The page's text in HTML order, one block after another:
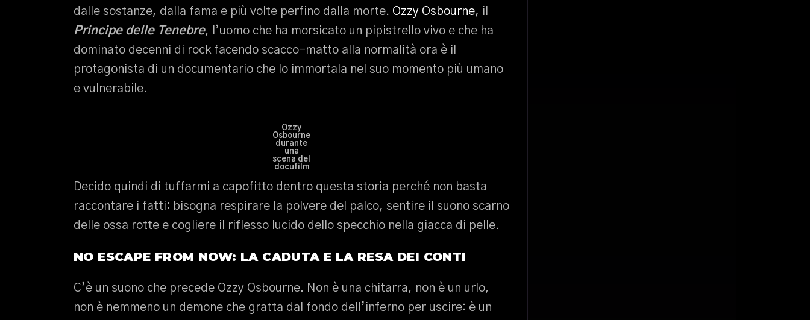
dalle sostanze, dalla fama e più volte perfino dalla morte. Ozzy Osbourne, il
Principe delle Tenebre, l’uomo che ha morsicato un pipistrello vivo e che ha
dominato decenni di rock facendo scacco-matto alla normalità ora è il
protagonista di un documentario che lo immortala nel suo momento più umano
e vulnerabile.
Ozzy
Osbourne
durante
una
scena del
docufilm
Decido quindi di tuffarmi a capofitto dentro questa storia perché non basta
raccontare i fatti: bisogna respirare la polvere del palco, sentire il suono scarno
delle ossa rotte e cogliere il riflesso lucido dello specchio nella giacca di pelle.
NO ESCAPE FROM NOW: LA CADUTA E LA RESA DEI CONTI
C’è un suono che precede Ozzy Osbourne. Non è una chitarra, non è un urlo,
non è nemmeno un demone che gratta dal fondo dell’inferno per uscire: è un